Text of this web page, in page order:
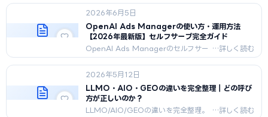
を2026年5月最新版で徹底解説。
GPT-4o/o1/o3の比較、Sponsored
Answer、
Claude/Gemini/Perplexityとの違い
2026年6月5日
OpenAI Ads Managerの使い方・運用方法
【2026年最新版】セルフサーブ完全ガイド
OpenAI Ads Managerのセルフサー
ブ版（2026年5月公開・最低出稿額
$50,000撤廃）の使い方と運用方法を
完全ガイド。アカウント開設→入金→キャ
ンペーン→ターゲティング→入稿→審査の6ス
テップ、CPC/CPM入札、代理店/テッ
ロット拡大、成果を出す4つの実務ポイ
2026年5月12日
LLMO・AIO・GEOの違いを完全整理｜どの呼び
方が正しいのか？
LLMO/AIO/GEOの違いを完全整理。